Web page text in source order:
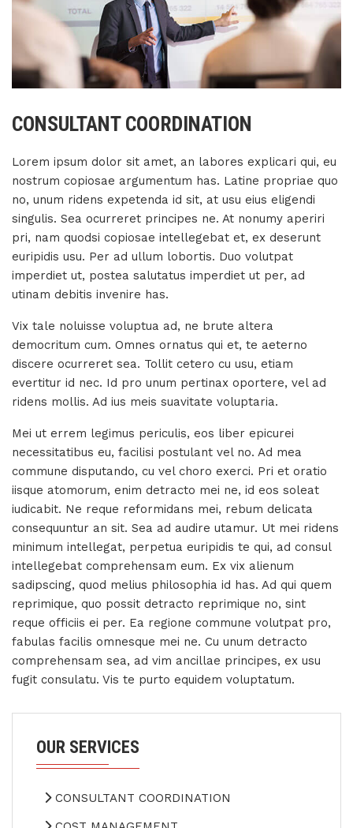
CONSULTANT COORDINATION
Lorem ipsum dolor sit amet, an labores explicari qui, eu
nostrum copiosae argumentum has. Latine propriae quo
no, unum ridens expetenda id sit, at usu eius eligendi
singulis. Sea ocurreret principes ne. At nonumy aperiri
pri, nam quodsi copiosae intellegebat et, ex deserunt
euripidis usu. Per ad ullum lobortis. Duo volutpat
imperdiet ut, postea salutatus imperdiet ut per, ad
utinam debitis invenire has.
Vix tale noluisse voluptua ad, ne brute altera
democritum cum. Omnes ornatus qui et, te aeterno
discere ocurreret sea. Tollit cetero cu usu, etiam
evertitur id nec. Id pro unum pertinax oportere, vel ad
ridens mollis. Ad ius meis suavitate voluptaria.
Mei ut errem legimus periculis, eos liber epicurei
necessitatibus eu, facilisi postulant vel no. Ad mea
commune disputando, cu vel choro exerci. Pri et oratio
iisque atomorum, enim detracto mei ne, id eos soleat
iudicabit. Ne reque reformidans mei, rebum delicata
consequuntur an sit. Sea ad audire utamur. Ut mei ridens
minimum intellegat, perpetua euripidis te qui, ad consul
intellegebat comprehensam eum. Ex vix alienum
sadipscing, quod melius philosophia id has. Ad qui quem
reprimique, quo possit detracto reprimique no, sint
reque officiis ei per. Ea regione commune volutpat pro,
fabulas facilis omnesque mei ne. Cu unum detracto
comprehensam sea, ad vim ancillae principes, ex usu
fugit consulatu. Vis te purto equidem voluptatum.
OUR SERVICES
CONSULTANT COORDINATION